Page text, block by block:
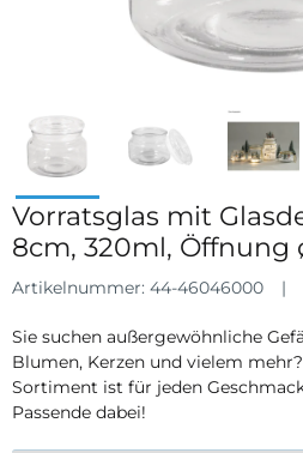
Vorratsglas mit
8cm, 320ml, Öffnung
Artikelnummer: 44-46046000
Sie suchen außergewöhnliche
Blumen, Kerzen und vielem
Sortiment ist für jeden
Passende dabei!